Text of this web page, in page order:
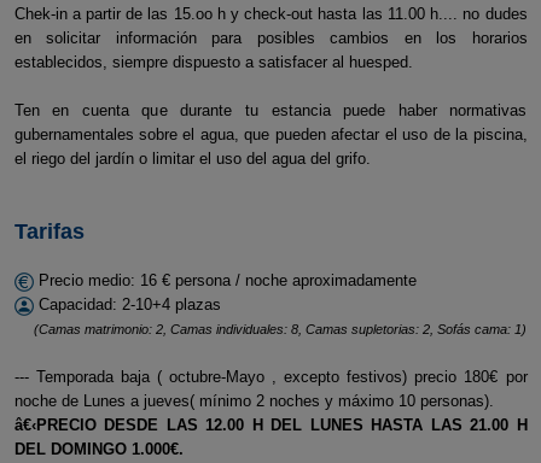
Chek-in a partir de las 15.oo h y check-out hasta las 11.00 h.... no dudes
en solicitar información para posibles cambios en los horarios
establecidos, siempre dispuesto a satisfacer al huesped.
Ten en cuenta que durante tu estancia puede haber normativas
gubernamentales sobre el agua, que pueden afectar el uso de la piscina,
el riego del jardín o limitar el uso del agua del grifo.
Tarifas
Precio medio: 16 € persona / noche aproximadamente
Capacidad: 2-10+4 plazas
(Camas matrimonio: 2, Camas individuales: 8, Camas supletorias: 2, Sofás cama: 1)
--- Temporada baja ( octubre-Mayo , excepto festivos) precio 180€ por
noche de Lunes a jueves( mínimo 2 noches y máximo 10 personas).
â€‹PRECIO DESDE LAS 12.00 H DEL LUNES HASTA LAS 21.00 H
DEL DOMINGO 1.000€.